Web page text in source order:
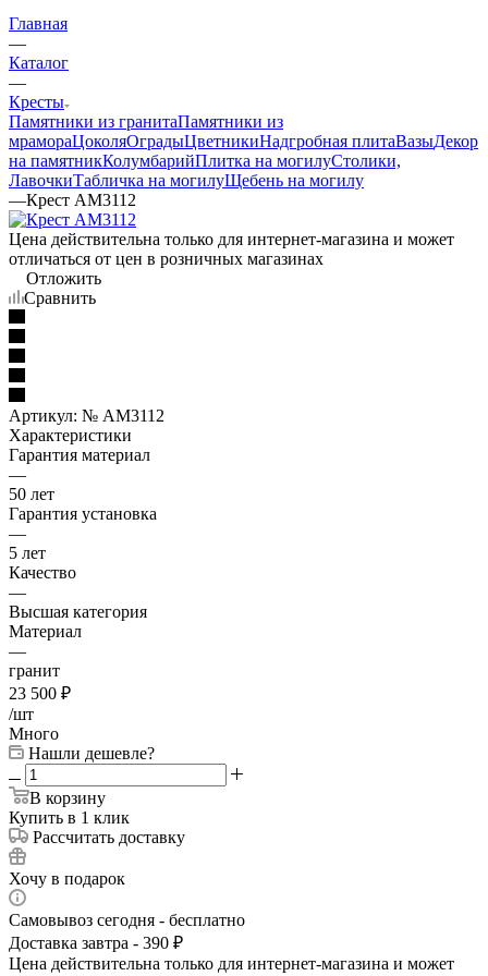
Главная
—
Каталог
—
Кресты
Памятники из гранитаПамятники из
мрамораЦоколяОградыЦветникиНадгробная плитаВазыДекор
на памятникКолумбарийПлитка на могилуСтолики,
ЛавочкиТабличка на могилуЩебень на могилу
—Крест AM3112
Цена действительна только для интернет-магазина и может
отличаться от цен в розничных магазинах
Отложить
Сравнить
Артикул: № AM3112
Характеристики
Гарантия материал
—
50 лет
Гарантия установка
—
5 лет
Качество
—
Высшая категория
Материал
—
гранит
23 500 ₽
/шт
Много
Нашли дешевле?
В корзину
Купить в 1 клик
Рассчитать доставку
Хочу в подарок
Самовывоз сегодня - бесплатно
Доставка завтра - 390 ₽
Цена действительна только для интернет-магазина и может